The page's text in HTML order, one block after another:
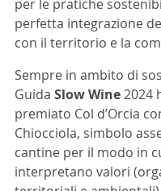
per le pratiche
perfetta integrazione
con il territorio e la
Sempre in ambito di
Guida Slow Wine 2024
premiato Col d’Orcia
Chiocciola, simbolo
cantine per il modo in
interpretano valori